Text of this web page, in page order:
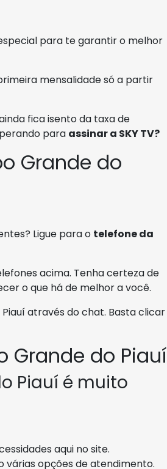
para te garantir o melhor
mensalidade só a partir
fica isento da taxa de
para assinar a SKY TV?
Grande do
Ligue para o telefone da
acima. Tenha certeza de
o que há de melhor a você.
através do chat. Basta clicar
Grande do Piauí
Piauí é muito
aqui no site.
várias opções de atendimento.